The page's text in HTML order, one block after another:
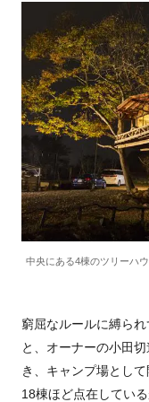
中央にある4棟のツリーハ
窮屈なルールに縛ら
と、オーナーの小田
き、キャンプ場とし
18棟ほど点在してい